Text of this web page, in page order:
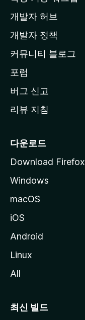
페
이
지
이
동
개발자 허브
개발자 정책
커뮤니티 블로그
포럼
버그 신고
리뷰 지침
다운로드
Download Firefox
Windows
macOS
iOS
Android
Linux
All
최신 빌드